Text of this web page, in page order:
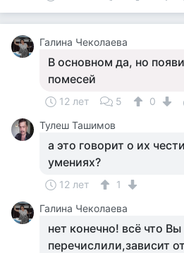
Галина Чеколаева
В основном да, но
помесей
12 лет 5
0
Тулеш Ташимов
а это говорит о их
умениях?
12 лет
1
Галина Чеколаева
нет конечно! всё что Вы
перечислили,зависит от